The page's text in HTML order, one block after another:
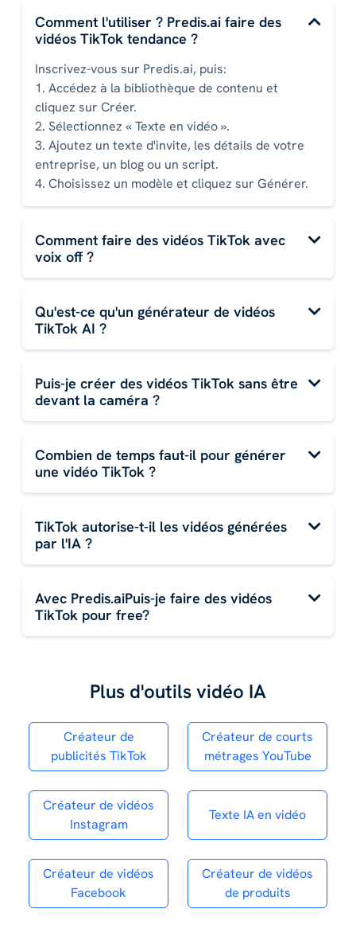
Comment l'utiliser ? Predis.ai faire des
vidéos TikTok tendance ?
Inscrivez-vous sur Predis.ai, puis:
1. Accédez à la bibliothèque de contenu et
cliquez sur Créer.
2. Sélectionnez « Texte en vidéo ».
3. Ajoutez un texte d'invite, les détails de votre
entreprise, un blog ou un script.
4. Choisissez un modèle et cliquez sur Générer.
Comment faire des vidéos TikTok avec
voix off ?
Qu'est-ce qu'un générateur de vidéos
TikTok AI ?
Puis-je créer des vidéos TikTok sans être
devant la caméra ?
Combien de temps faut-il pour générer
une vidéo TikTok ?
TikTok autorise-t-il les vidéos générées
par l'IA ?
Avec Predis.aiPuis-je faire des vidéos
TikTok pour free?
Plus d'outils vidéo IA
Créateur de
publicités TikTok
Créateur de courts
métrages YouTube
Créateur de vidéos
Instagram
Texte IA en vidéo
Créateur de vidéos
Facebook
Créateur de vidéos
de produits